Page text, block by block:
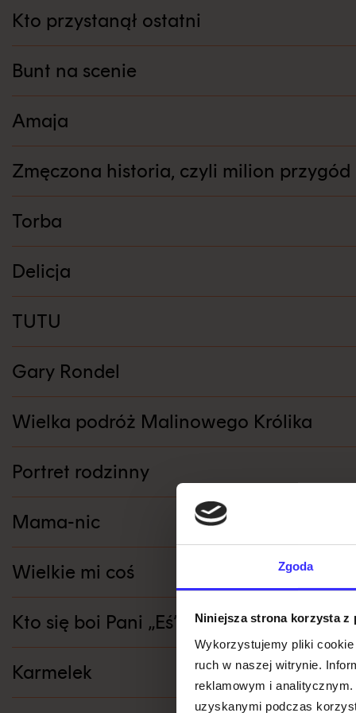
Zgoda
Niniejsza strona korzysta z
Wykorzystujemy pliki
ruch w naszej witrynie.
reklamowym i
uzyskanymi podczas
Centrum Sztuki Dziecka w Poznaniu
ul. Św. Marcin 80/82
sekretariat@csdpoznan.pl
Kto przystanął ostatni
Bunt na scenie
Amaja
Zmęczona historia, czyli milion
Torba
Delicja
TUTU
Gary Rondel
Wielka podróż Malinowego Królika
Portret rodzinny
Mama-nic
Wielkie mi coś
Kto się boi Pani „Eś”?
Karmelek